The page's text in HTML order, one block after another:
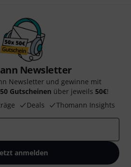
Newsletter
Newsletter und gewinne mit
50 Gutscheinen über jeweils 50€!
Deals Thomann Insights
anmelden